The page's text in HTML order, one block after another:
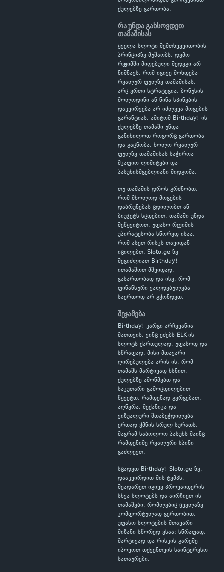
ქულებზე გართობა.
რა უნდა გახსოვდეთ
თამაშისას
ყველა სლოტი შემთხვევითობის
პრინციპზე მუშაობს. დემო
რეჟიმში მიღებული შედეგი არ
ნიშნავს, რომ იგივე მოხდება
რეალურ ფულზე თამაშისას.
არც ერთი სტრატეგია, ბონუსის
მოლოდინი ან წინა სპინების
დაკვირვება არ იძლევა მოგების
გარანტიას. ამიტომ Birthday!-ის
ქულებზე თამაში უნდა
განიხილოთ როგორც გართობა
და გაცნობა, ხოლო რეალურ
ფულზე თამაშისას საჭიროა
მკაფიო ლიმიტები და
პასუხისმგებლიანი მიდგომა.
თუ თამაშის დროს გრძნობთ,
რომ მხოლოდ მოგების
დაბრუნებას ცდილობთ ან
ბიუჯეტს სცდებით, თამაში უნდა
შეწყვიტოთ. უფასო რეჟიმის
უპირატესობა სწორედ ისაა,
რომ ასეთ რისკს თავიდან
იცილებთ. Sloto.ge-ზე
შეგიძლიათ Birthday!
ითამაშოთ მშვიდად,
გასართობად და ისე, რომ
ფინანსური ვალდებულება
საერთოდ არ გქონდეთ.
შეჯამება
Birthday! კარგი არჩევანია
მათთვის, ვინც ეძებს ELK-ის
სლოტს ქართულად, უფასოდ და
სწრაფად. მისი მთავარი
ღირებულება არის ის, რომ
თამაშს მარტივად ხსნით,
ქულებზე ამოწმებთ და
საკუთარი გამოცდილებით
წყვეტთ, რამდენად გერგებათ.
აღწერა, მექანიკა და
ვიზუალური შთაბეჭდილება
ერთად ქმნის სრულ სურათს,
მაგრამ საბოლოო პასუხს მაინც
რამდენიმე რეალური სპინი
გაძლევთ.
სცადეთ Birthday! Sloto.ge-ზე,
დააკვირდით მის ტემპს,
შეადარეთ იგივე პროვაიდერის
სხვა სლოტებს და აირჩიეთ ის
თამაშები, რომლებიც ყველაზე
კომფორტულად გერთობით.
უფასო სლოტების მთავარი
მიზანი სწორედ ესაა: სწრაფად,
მარტივად და რისკის გარეშე
იპოვოთ თქვენთვის საინტერესო
სათაურები.